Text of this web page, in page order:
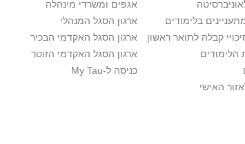
בלימודים
קבלה לתואר ראשון
הלימודים
האישי
אגפים ומשרדי מינהלה
ארגון הסגל המנהלי
ארגון הסגל האקדמי הבכיר
ארגון הסגל האקדמי הזוטר
כניסה ל-My Tau